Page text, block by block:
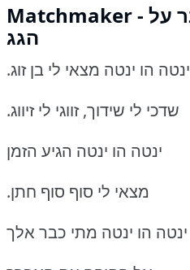
Matchmaker - ינטה, השדכנית - כנר על
הגג
.ינטה הו ינטה מצאי לי בן זוג
.שדכי לי שידוך, זווגי לי זיווג
ינטה הו ינטה הגיע הזמן
.מצאי לי סוף סוף חתן
ינטה הו ינטה מתי כבר אלך